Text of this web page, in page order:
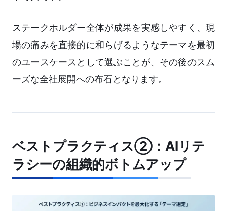
ステークホルダー全体が成果を実感しやすく、現
場の痛みを直接的に和らげるようなテーマを最初
のユースケースとして選ぶことが、その後のスム
ーズな全社展開への布石となります。
ベストプラクティス②：AIリテ
ラシーの組織的ボトムアップ